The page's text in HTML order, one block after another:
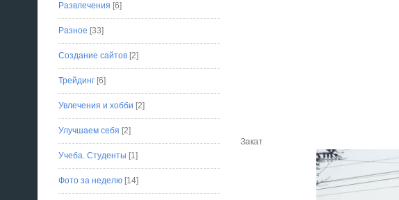
Закат
Развлечения [6]
Разное [33]
Создание сайтов[2]
Трейдинг[6]
Увлечения и хобби [2]
Улучшаем себя [2]
Учеба. Студенты [1]
Фото за неделю[14]